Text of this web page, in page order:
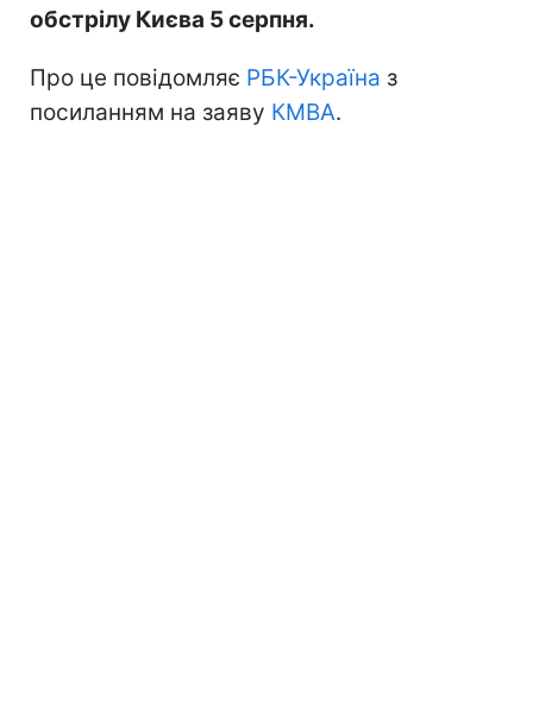
обстрілу Києва 5 серпня.
Про це повідомляє РБК-Україна з
посиланням на заяву КМВА.